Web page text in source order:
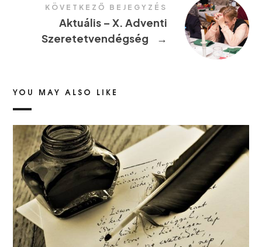
KÖVETKEZŐ BEJEGYZÉS
Aktuális – X. Adventi
Szeretetvendégség
→
YOU MAY ALSO LIKE